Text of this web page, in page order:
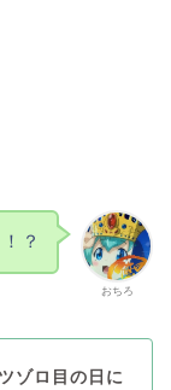
おちろ
！？
ゾロ目の日に